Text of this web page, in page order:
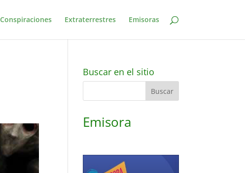
Conspiraciones Extraterrestres Emisoras
Buscar en el sitio
Emisora
Reproductor
audio